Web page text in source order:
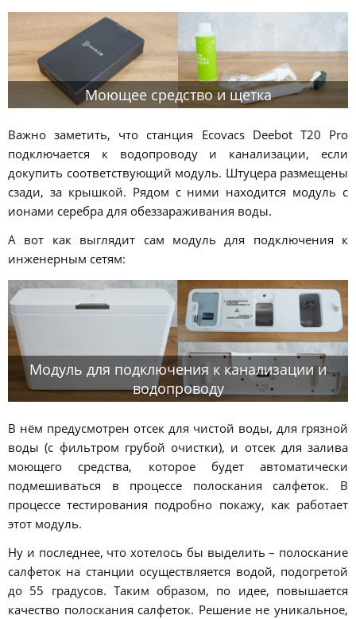
Моющее средство и щетка
Важно заметить, что станция Ecovacs Deebot T20 Pro
подключается к водопроводу и канализации, если
докупить соответствующий модуль. Штуцера размещены
сзади, за крышкой. Рядом с ними находится модуль с
ионами серебра для обеззараживания воды.
А вот как выглядит сам модуль для подключения к
инженерным сетям:
Модуль для подключения к канализации и
водопроводу
В нём предусмотрен отсек для чистой воды, для грязной
воды (с фильтром грубой очистки), и отсек для залива
моющего средства, которое будет автоматически
подмешиваться в процессе полоскания салфеток. В
процессе тестирования подробно покажу, как работает
этот модуль.
Ну и последнее, что хотелось бы выделить – полоскание
салфеток на станции осуществляется водой, подогретой
до 55 градусов. Таким образом, по идее, повышается
качество полоскания салфеток. Решение не уникальное,